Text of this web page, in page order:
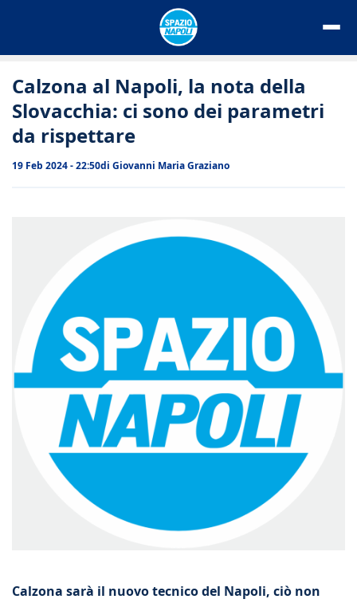
Calzona al Napoli, la nota della
Slovacchia: ci sono dei parametri
da rispettare
19 Feb 2024 - 22:50di Giovanni Maria Graziano
Calzona sarà il nuovo tecnico del Napoli, ciò non